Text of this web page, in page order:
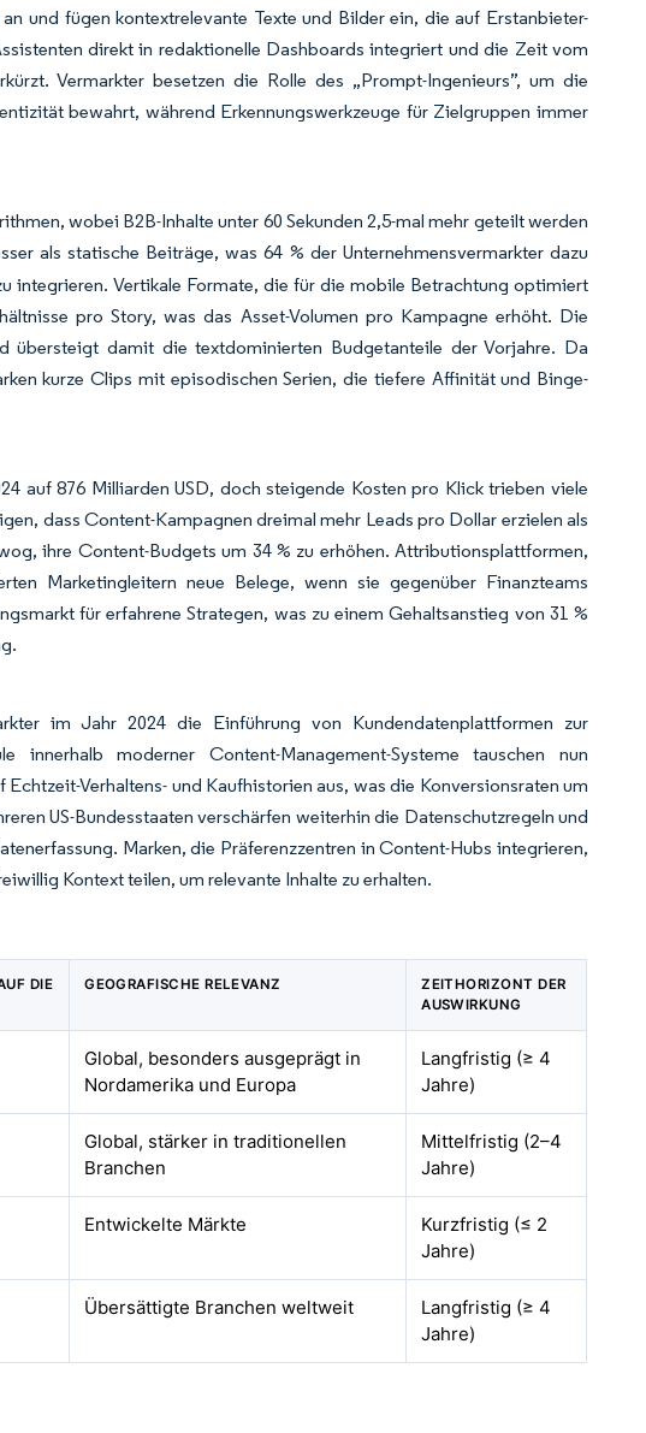
und fügen kontextrelevante Texte und Bilder ein, die auf Erstanbieter-
direkt in redaktionelle Dashboards integriert und die Zeit vom
Vermarkter besetzen die Rolle des „Prompt-Ingenieurs”, um die
bewahrt, während Erkennungswerkzeuge für Zielgruppen immer
wobei B2B-Inhalte unter 60 Sekunden 2,5-mal mehr geteilt werden
als statische Beiträge, was 64 % der Unternehmensvermarkter dazu
integrieren. Vertikale Formate, die für die mobile Betrachtung optimiert
pro Story, was das Asset-Volumen pro Kampagne erhöht. Die
übersteigt damit die textdominierten Budgetanteile der Vorjahre. Da
kurze Clips mit episodischen Serien, die tiefere Affinität und Binge-
auf 876 Milliarden USD, doch steigende Kosten pro Klick trieben viele
dass Content-Kampagnen dreimal mehr Leads pro Dollar erzielen als
ihre Content-Budgets um 34 % zu erhöhen. Attributionsplattformen,
Marketingleitern neue Belege, wenn sie gegenüber Finanzteams
für erfahrene Strategen, was zu einem Gehaltsanstieg von 31 %
im Jahr 2024 die Einführung von Kundendatenplattformen zur
innerhalb moderner Content-Management-Systeme tauschen nun
Verhaltens- und Kaufhistorien aus, was die Konversionsraten um
US-Bundesstaaten verschärfen weiterhin die Datenschutzregeln und
Marken, die Präferenzzentren in Content-Hubs integrieren,
Kontext teilen, um relevante Inhalte zu erhalten.
DIE
GEOGRAFISCHE RELEVANZ
ZEITHORIZONT DER
AUSWIRKUNG
Global, besonders ausgeprägt in
Nordamerika und Europa
Langfristig (≥ 4
Jahre)
Global, stärker in traditionellen
Branchen
Mittelfristig (2–4
Jahre)
Entwickelte Märkte
Kurzfristig (≤ 2
Jahre)
Übersättigte Branchen weltweit
Langfristig (≥ 4
Jahre)